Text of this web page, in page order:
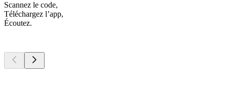
Scannez le code,
Téléchargez l’app,
Écoutez.